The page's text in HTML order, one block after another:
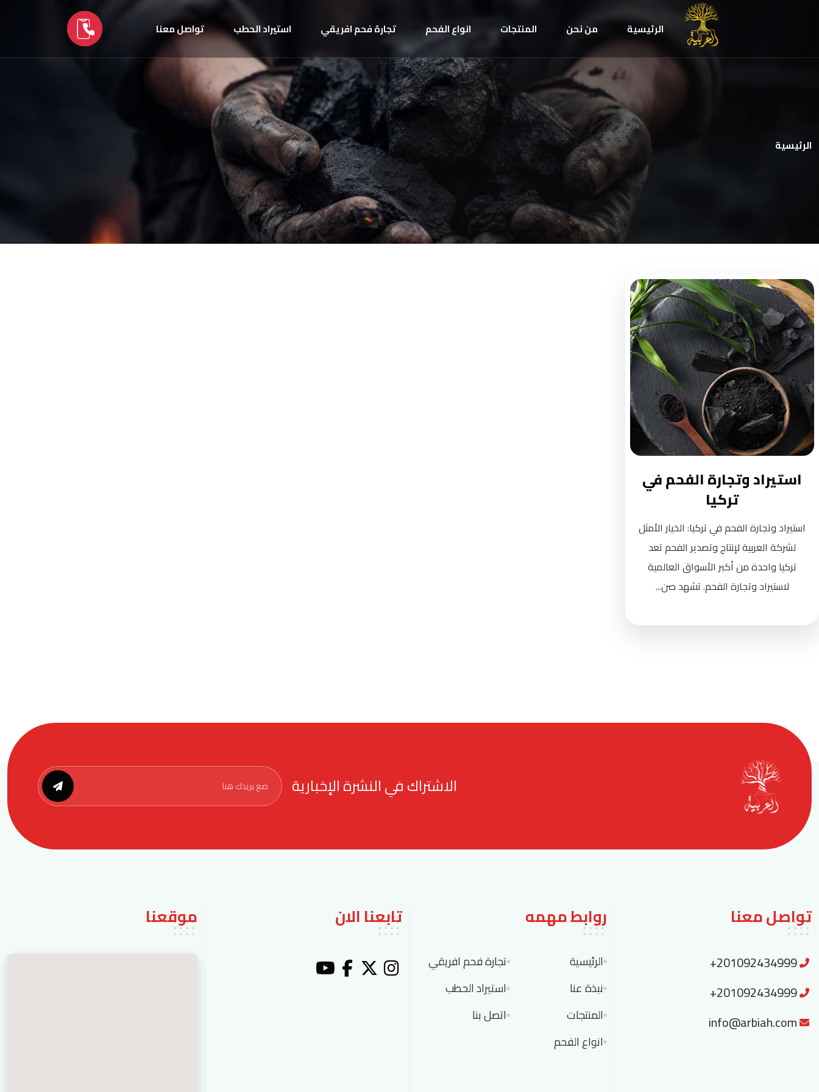
الرئيسية من نحن المنتجات انواع الفحم تجارة فحم افريقي استيراد الحطب تواصل معنا
الرئيسية
استيراد وتجارة الفحم في
تركيا
استيراد وتجارة الفحم في تركيا: الخيار الأمثل
لشركة العربية لإنتاج وتصدير الفحم تعد
تركيا واحدة من أكبر الأسواق العالمية
لاستيراد وتجارة الفحم. تشهد صن...
الاشتراك في النشرة الإخبارية
تواصل معنا
+201092434999
+201092434999
info@arbiah.com
روابط مهمه
الرئيسية
نبذة عنا
المنتجات
انواع الفحم
تجارة فحم افريقي
استيراد الحطب
اتصل بنا
تابعنا الان موقعنا